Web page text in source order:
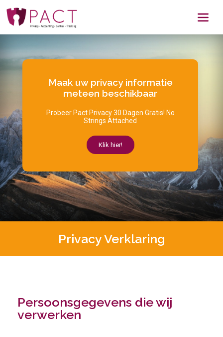
Maak uw privacy informatie
meteen beschikbaar
Probeer Pact Privacy 30 Dagen Gratis! No
Strings Attached
Klik hier!
Privacy Verklaring
Persoonsgegevens die wij
verwerken